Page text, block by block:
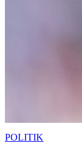
POLITIK